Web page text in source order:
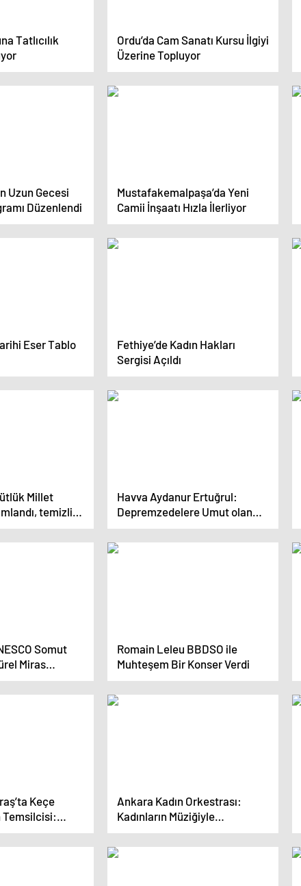
Tatlıcılık
Ordu’da Cam Sanatı Kursu İlgiyi
Üzerine Topluyor
Uzun Gecesi
Düzenlendi
Mustafakemalpaşa’da Yeni
Camii İnşaatı Hızla İlerliyor
Eser Tablo
Fethiye’de Kadın Hakları
Sergisi Açıldı
Millet
temizlik
Havva Aydanur Ertuğrul:
Depremzedelere Umut olan
Sağlıkçı
Somut
Miras
Romain Leleu BBDSO ile
Muhteşem Bir Konser Verdi
Keçe
Temsilcisi:
Ankara Kadın Orkestrası:
Kadınların Müziğiyle
Güçleniyor